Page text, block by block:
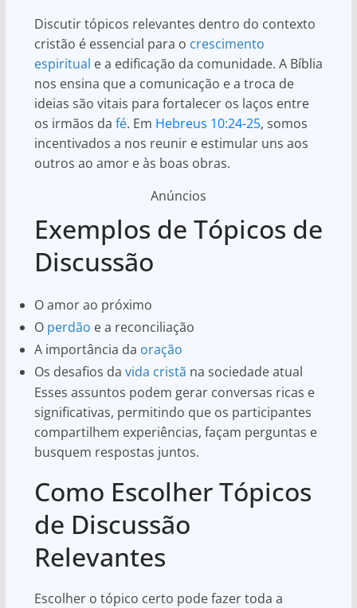
Discutir tópicos relevantes dentro do contexto
cristão é essencial para o crescimento
espiritual e a edificação da comunidade. A Bíblia
nos ensina que a comunicação e a troca de
ideias são vitais para fortalecer os laços entre
os irmãos da fé. Em Hebreus 10:24-25, somos
incentivados a nos reunir e estimular uns aos
outros ao amor e às boas obras.
Anúncios
Exemplos de Tópicos de
Discussão
O amor ao próximo
O perdão e a reconciliação
A importância da oração
Os desafios da vida cristã na sociedade atual
Esses assuntos podem gerar conversas ricas e
significativas, permitindo que os participantes
compartilhem experiências, façam perguntas e
busquem respostas juntos.
Como Escolher Tópicos
de Discussão
Relevantes
Escolher o tópico certo pode fazer toda a